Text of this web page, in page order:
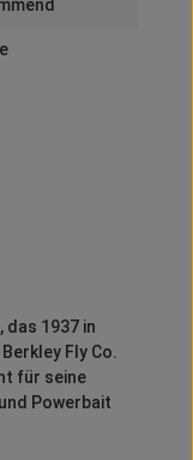
1937 in
Berkley FlyCo.
für seine
Powerbait